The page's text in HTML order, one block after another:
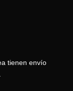
tienen envío